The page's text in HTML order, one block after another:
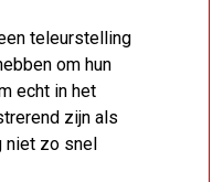
teleurstelling
om hun
echt in het
zijn als
niet zo snel